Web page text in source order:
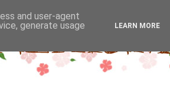
and user-agent
generate usage
LEARN MORE